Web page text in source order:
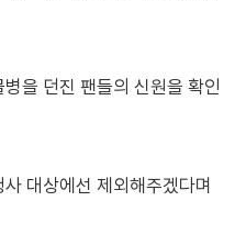
을 던진 팬들의 신원을 확인
대상에선 제외해주겠다며